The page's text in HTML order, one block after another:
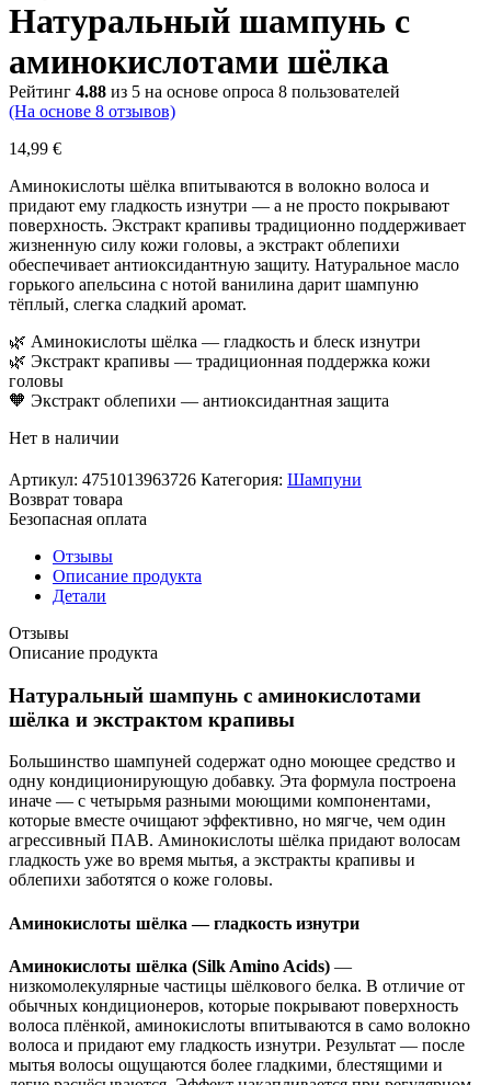
Натуральный шампунь с
аминокислотами шёлка
Рейтинг 4.88 из 5 на основе опроса 8 пользователей
(На основе 8 отзывов)
14,99 €
Аминокислоты шёлка впитываются в волокно волоса и
придают ему гладкость изнутри — а не просто покрывают
поверхность. Экстракт крапивы традиционно поддерживает
жизненную силу кожи головы, а экстракт облепихи
обеспечивает антиоксидантную защиту. Натуральное масло
горького апельсина с нотой ванилина дарит шампуню
тёплый, слегка сладкий аромат.
🌿 Аминокислоты шёлка — гладкость и блеск изнутри
🌿 Экстракт крапивы — традиционная поддержка кожи
головы
🧡 Экстракт облепихи — антиоксидантная защита
Нет в наличии
Артикул: 4751013963726 Категория: Шампуни
Возврат товара
Безопасная оплата
Отзывы
Описание продукта
Детали
Отзывы
Описание продукта
Натуральный шампунь с аминокислотами
шёлка и экстрактом крапивы
Большинство шампуней содержат одно моющее средство и
одну кондиционирующую добавку. Эта формула построена
иначе — с четырьмя разными моющими компонентами,
которые вместе очищают эффективно, но мягче, чем один
агрессивный ПАВ. Аминокислоты шёлка придают волосам
гладкость уже во время мытья, а экстракты крапивы и
облепихи заботятся о коже головы.
Аминокислоты шёлка — гладкость изнутри
Аминокислоты шёлка (Silk Amino Acids) —
низкомолекулярные частицы шёлкового белка. В отличие от
обычных кондиционеров, которые покрывают поверхность
волоса плёнкой, аминокислоты впитываются в само волокно
волоса и придают ему гладкость изнутри. Результат — после
мытья волосы ощущаются более гладкими, блестящими и